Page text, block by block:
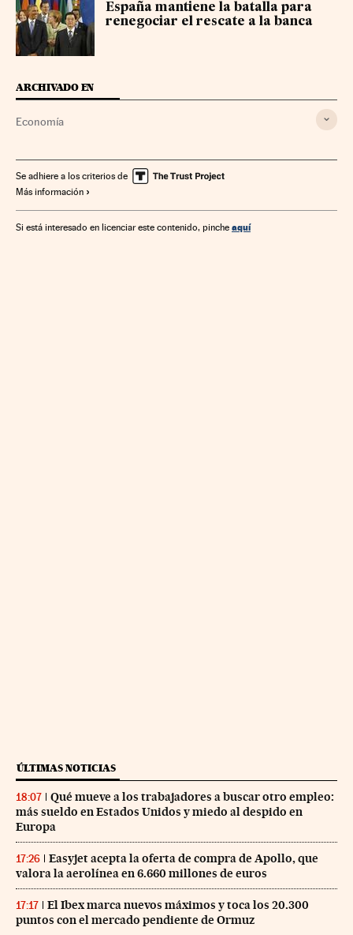
España mantiene la batalla para
renegociar el rescate a la banca
ARCHIVADO EN
Economía
Se adhiere a los criterios de
Más información
Si está interesado en licenciar este contenido, pinche aquí
ÚLTIMAS NOTICIAS
18:07
Qué mueve a los trabajadores a buscar otro empleo:
más sueldo en Estados Unidos y miedo al despido en
Europa
17:26
Easyjet acepta la oferta de compra de Apollo, que
valora la aerolínea en 6.660 millones de euros
17:17
El Ibex marca nuevos máximos y toca los 20.300
puntos con el mercado pendiente de Ormuz